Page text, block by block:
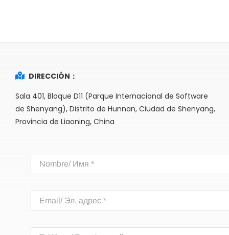
DIRECCIÓN：
Sala 401, Bloque D11 (Parque Internacional de Software
de Shenyang), Distrito de Hunnan, Ciudad de Shenyang,
Provincia de Liaoning, China